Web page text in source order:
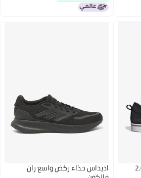
اديداس حذاء ركض واسع ران